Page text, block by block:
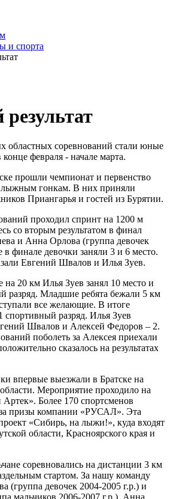
областных соревнований стали юные
февраля - начале марта.
прошли чемпионат и первенство
лыжным гонкам. В них приняли
Приангарья и гостей из Бурятии.
проходил спринт на 1200 м
со вторым результатом в финал
и Анна Орлова (группа девочек
в финале девочки заняли 3 и 6 место.
Евгений Швалов и Илья Зуев.
на 20 км Илья Зуев занял 10 место и
разряд. Младшие ребята бежали 5 км
все желающие. В итоге
спортивный разряд. Илья Зуев
Швалов и Алексей Федоров – 2.
поболеть за Алексея приехали
сказалось на результатах
впервые выезжали в Братске на
Мероприятие проходило на
Артек». Более 170 спортсменов
за призы компании «РУСАЛ». Эта
«Сибирь, на лыжи!», куда входят
области, Красноярского края и
соревновались на дистанции 3 км
стартом. За нашу команду
(группа девочек 2004-2005 г.р.) и
мальчиков 2006-2007 г.р.). Анна
и спорта